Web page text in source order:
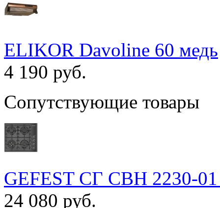
ELIKOR Davoline 60 медь
4 190 руб.
Сопутствующие товары
GEFEST СГ СВН 2230-
24 080 руб.